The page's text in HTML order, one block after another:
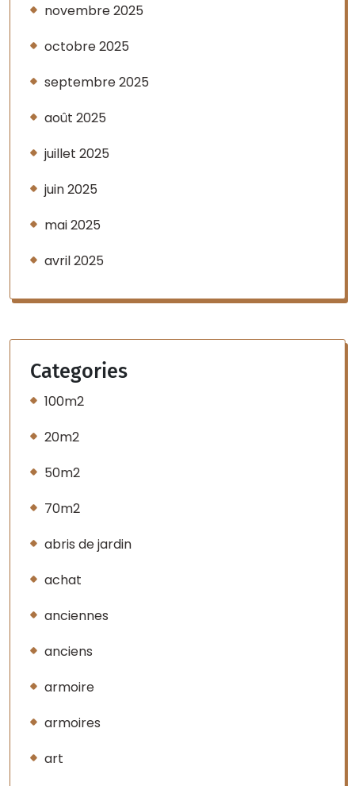
novembre 2025
octobre 2025
septembre 2025
août 2025
juillet 2025
juin 2025
mai 2025
avril 2025
Categories
100m2
20m2
50m2
70m2
abris de jardin
achat
anciennes
anciens
armoire
armoires
art